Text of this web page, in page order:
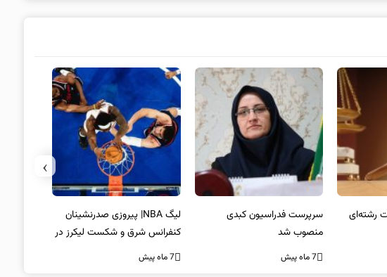
رشته‌ای
سرپرست فدراسیون کبدی
منصوب شد
7 ماه پیش
لیگ NBA| پیروزی صدرنشینان
کنفرانس شرق و شکست لیکرز در
غیاب جیمز
7 ماه پیش
›